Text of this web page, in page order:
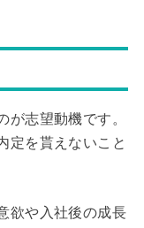
が志望動機です。
定を貰えないこと
欲や入社後の成長